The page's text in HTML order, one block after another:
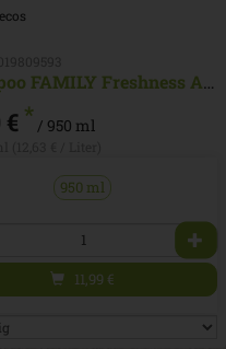
Shampoo FAMILY Freshness Adventure Lime Aloe
€ * / 950 ml
950 ml
11,99 €